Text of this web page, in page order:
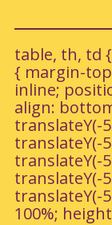
table, th, td
{ margin-
inline;
align:
translateY(-
translateY(-
translateY(-
translateY(-
translateY(-
100%;